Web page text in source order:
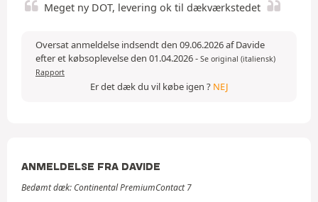
Meget ny DOT, levering ok til dækværkstedet
Oversat anmeldelse indsendt den 09.06.2026 af Davide
efter et købsoplevelse den 01.04.2026- Se original (italiensk)
Rapport
Er det dæk du vil købe igen ? NEJ
ANMELDELSE FRA DAVIDE
Bedømt dæk: Continental PremiumContact 7